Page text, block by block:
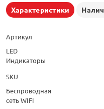
Характеристики
Артикул
LED
Индикаторы
SKU
Беспроводная
сеть WIFI